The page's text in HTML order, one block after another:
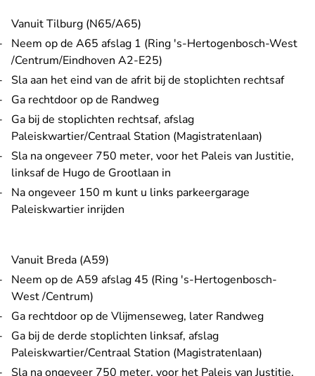
Vanuit Tilburg (N65/A65)
Neem op de A65 afslag 1 (Ring 's-Hertogenbosch-West
/Centrum/Eindhoven A2-E25)
Sla aan het eind van de afrit bij de stoplichten rechtsaf
Ga rechtdoor op de Randweg
Ga bij de stoplichten rechtsaf, afslag
Paleiskwartier/Centraal Station (Magistratenlaan)
Sla na ongeveer 750 meter, voor het Paleis van Justitie,
linksaf de Hugo de Grootlaan in
Na ongeveer 150 m kunt u links parkeergarage
Paleiskwartier inrijden
Vanuit Breda (A59)
Neem op de A59 afslag 45 (Ring 's-Hertogenbosch-
West /Centrum)
Ga rechtdoor op de Vlijmenseweg, later Randweg
Ga bij de derde stoplichten linksaf, afslag
Paleiskwartier/Centraal Station (Magistratenlaan)
Sla na ongeveer 750 meter, voor het Paleis van Justitie,